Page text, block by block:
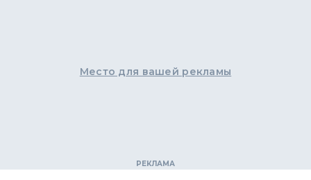
Место для вашей рекламы